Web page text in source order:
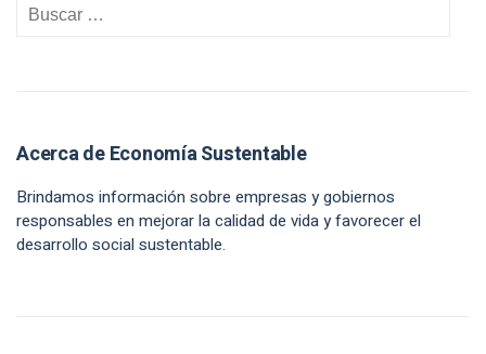
Acerca de Economía Sustentable
Brindamos información sobre empresas y gobiernos
responsables en mejorar la calidad de vida y favorecer el
desarrollo social sustentable.